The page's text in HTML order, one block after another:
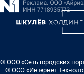
© ООО «Сеть городских
© ООО «Интернет